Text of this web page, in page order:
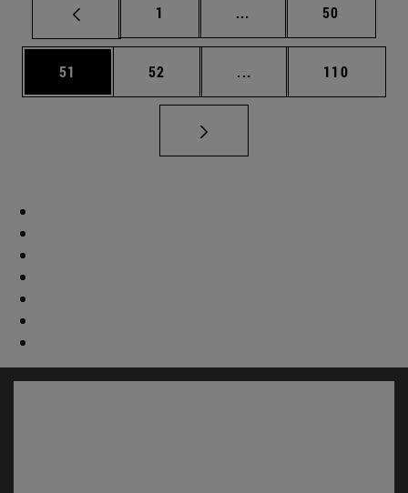
Página
1 ... Páginas intermedias
Página
50
Página
51 Página
52 ... Páginas intermedias
Página
110